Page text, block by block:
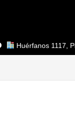
1117, Piso 2,